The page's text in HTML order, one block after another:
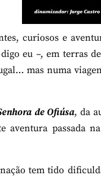
curiosos e
eu –, em terras
mas numa
de Ofiúsa, da
aventura passada
tem tido